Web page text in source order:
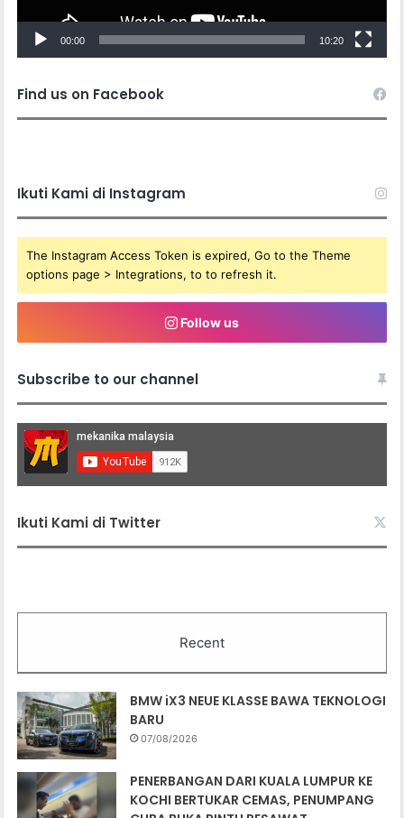
00:00 10:20
Find us on Facebook
Ikuti Kami di Instagram
The Instagram Access Token is expired, Go to the Theme
options page > Integrations, to to refresh it.
Follow us
Subscribe to our channel
Ikuti Kami di Twitter
Recent
BMW iX3 NEUE KLASSE BAWA TEKNOLOGI
BARU
07/08/2026
PENERBANGAN DARI KUALA LUMPUR KE
KOCHI BERTUKAR CEMAS, PENUMPANG